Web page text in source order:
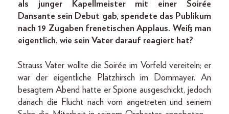
als junger Kapellmeister mit einer Soirée
Dansante sein Debut gab, spendete das Publikum
nach 19 Zugaben frenetischen Applaus. Weiß man
eigentlich, wie sein Vater darauf reagiert hat?
Strauss Vater wollte die Soirée im Vorfeld vereiteln; er
war der eigentliche Platzhirsch im Dommayer. An
besagtem Abend hatte er Spione ausgeschickt, jedoch
danach die Flucht nach vorn angetreten und seinem